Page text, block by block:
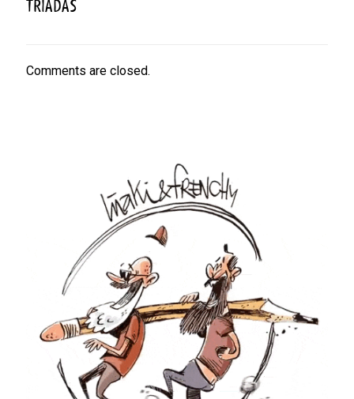
TRIADAS
Comments are closed.